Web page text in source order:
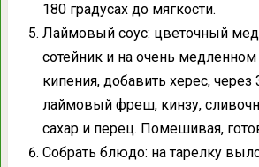
180 градусах до мягкости.
Лаймовый соус: цветочный мед
сотейник и на очень
кипения, добавить херес, через
лаймовый фреш, кинзу,
сахар и перец. Помешивая,
Собрать блюдо: на тарелку